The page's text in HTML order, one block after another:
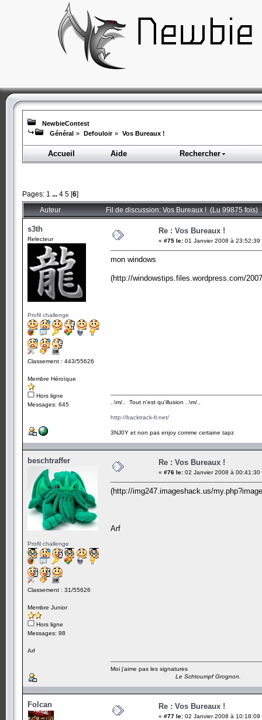
NewbieContest
Général » Defouloir » Vos Bureaux !
Accueil Aide Rechercher
Pages: 1 ... 4 5 [6]
Auteur Fil de discussion: Vos Bureaux ! (Lu 99875 fois)
s3th
Relecteur
Profil challenge
Classement : 443/55626
Membre Héroïque
Hors ligne
Messages: 645
Re : Vos Bureaux !
« #75 le: 01 Janvier 2008 à 23:52:39
mon windows
(http://windowstips.files.wordpress.com/
..\m/.. Tout n'est qu'illusion ..\m/..
http://backtrack-fr.net/
3NJ0Y et non pas enjoy comme certaine tapz
beschtraffer
Profil challenge
Classement : 31/55626
Membre Junior
Hors ligne
Messages: 98
Arf
Re : Vos Bureaux !
« #76 le: 02 Janvier 2008 à 00:41:30
(http://img247.imageshack.us/
Arf
Moi j'aime pas les signatures
Le Schtoumpf Grognon.
Folcan Re : Vos Bureaux !
« #77 le: 02 Janvier 2008 à 10:18:09